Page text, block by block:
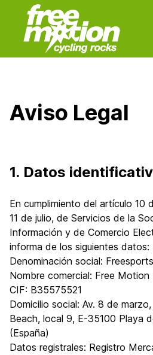
Aviso Legal
1. Datos
En cumplimiento del artículo 10
11 de julio, de Servicios de la
Información y de Comercio
informa de los siguientes datos:
Denominación social:
Nombre comercial: Free Motion
CIF: B35575521
Domicilio social: Av. 8 de
Beach, local 9, E-35100 Playa
(España)
Datos registrales: Registro